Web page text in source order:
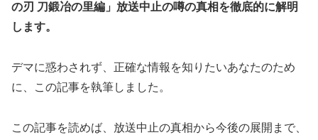
の刃 刀鍛冶の里編」放送中止の噂の真相を徹底的に解明
します。
デマに惑わされず、正確な情報を知りたいあなたのため
に、この記事を執筆しました。
この記事を読めば、放送中止の真相から今後の展開まで、